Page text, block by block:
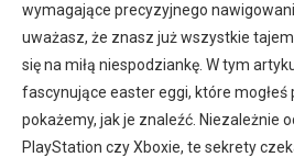
wymagające precyzyjnego
uważasz, że znasz już wszystkie
się na miłą niespodziankę. W tym
fascynujące easter eggi, które mogłeś
pokażemy, jak je znaleźć. Niezależnie
PlayStation czy Xboxie, te sekrety